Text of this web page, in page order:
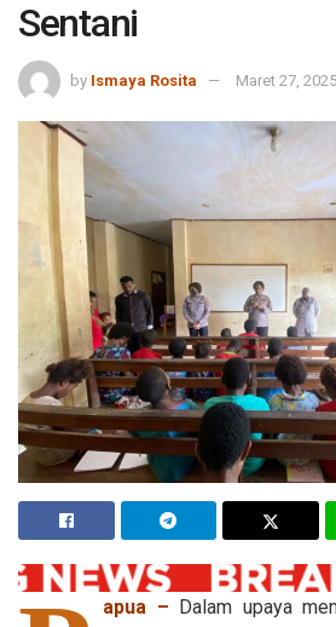
Sentani
by Ismaya Rosita Maret 27, 2025
apua –
Dalam upaya